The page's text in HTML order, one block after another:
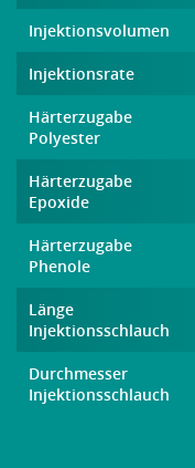
Injektionsvolumen
Injektionsrate
Härterzugabe
Polyester
Härterzugabe
Epoxide
Härterzugabe
Phenole
Länge
Injektionsschlauch
Durchmesser
Injektionsschlauch